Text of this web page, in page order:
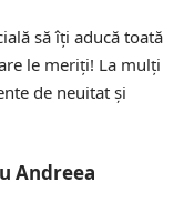
să îți aducă toată
le meriți! La mulți
de neuitat și
Andreea